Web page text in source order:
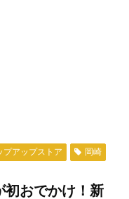
プアップストア 岡崎
初おでかけ！新